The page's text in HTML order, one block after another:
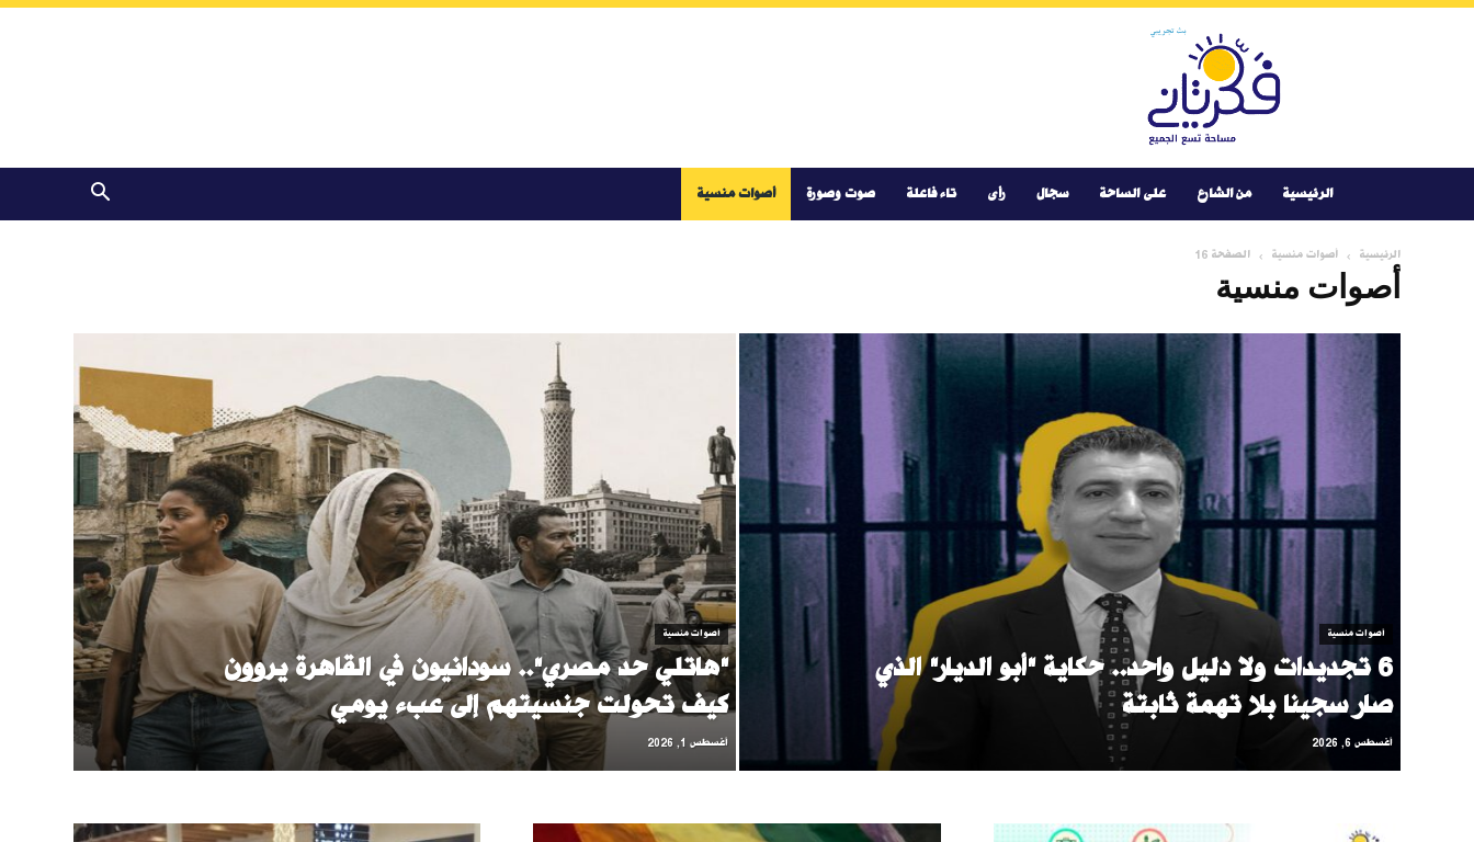
الرئيسية من الشارع على الساحة سجال رأى تاء فاعلة صوت وصورة أصوات منسية
الرئيسية أصوات منسية الصفحة 16
أصوات منسية
أصوات منسية
6 تجديدات ولا دليل واحد.. حكاية "أبو الديار" الذي
صار سجينا بلا تهمة ثابتة
أغسطس 6, 2026
أصوات منسية
"هاتلي حد مصري".. سودانيون في القاهرة يروون
كيف تحولت جنسيتهم إلى عبء يومي
أغسطس 1, 2026